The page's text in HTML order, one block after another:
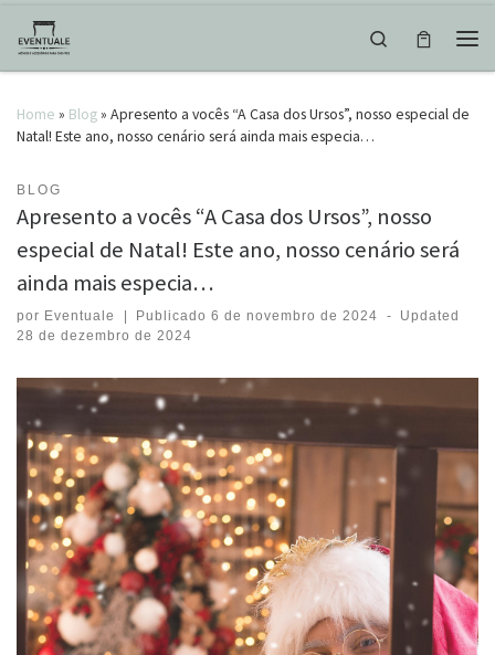
Skip to content
Search
Home » Blog» Apresento a vocês “A Casa dos Ursos”, nosso especial de
Natal! Este ano, nosso cenário será ainda mais especia…
BLOG
Apresento a vocês “A Casa dos Ursos”, nosso
especial de Natal! Este ano, nosso cenário será
ainda mais especia…
por Eventuale Publicado6 de novembro de 2024 -
Updated
28 de dezembro de 2024